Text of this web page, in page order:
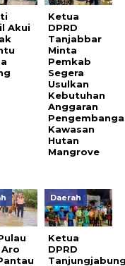
Akui
Ketua
DPRD
Tanjabbar
Minta
Pemkab
Segera
Usulkan
Kebutuhan
Anggaran
Kawasan
Hutan
Mangrove
Daerah
Ketua
DPRD